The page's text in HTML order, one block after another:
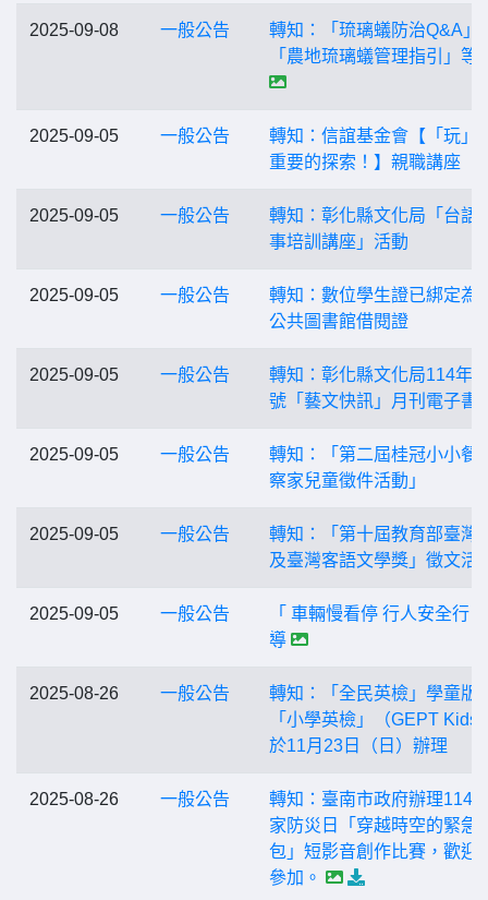
2025-09-08 一般公告
轉知：「琉璃蟻防治Q&A」
「農地琉璃蟻管理指引」等
2025-09-05 一般公告
轉知：信誼基金會【「玩」
重要的探索！】親職講座
2025-09-05 一般公告
轉知：彰化縣文化局「台語
事培訓講座」活動
2025-09-05 一般公告
轉知：數位學生證已綁定為
公共圖書館借閱證
2025-09-05 一般公告
轉知：彰化縣文化局114年9
號「藝文快訊」月刊電子書
2025-09-05 一般公告
轉知：「第二屆桂冠小小餐
察家兒童徵件活動」
2025-09-05 一般公告
轉知：「第十屆教育部臺灣
及臺灣客語文學獎」徵文活
2025-09-05 一般公告
「 車輛慢看停 行人安全行
導
2025-08-26 一般公告
轉知：「全民英檢」學童版
「小學英檢」（GEPT Kids
於11月23日（日）辦理
2025-08-26 一般公告
轉知：臺南市政府辦理114
家防災日「穿越時空的緊急
包」短影音創作比賽，歡迎
參加。